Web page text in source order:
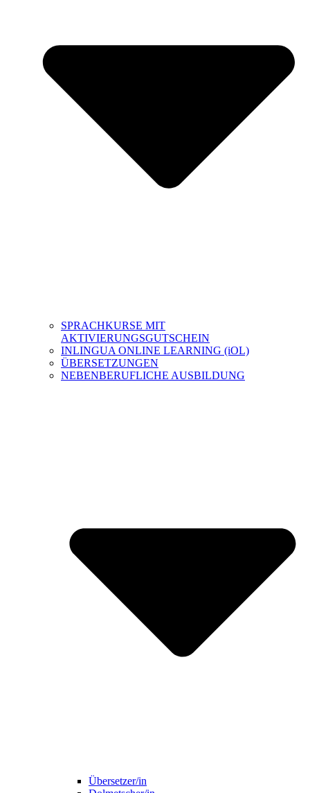
SPRACHKURSE MIT
AKTIVIERUNGSGUTSCHEIN
INLINGUA ONLINE LEARNING (iOL)
ÜBERSETZUNGEN
NEBENBERUFLICHE AUSBILDUNG
Übersetzer/in